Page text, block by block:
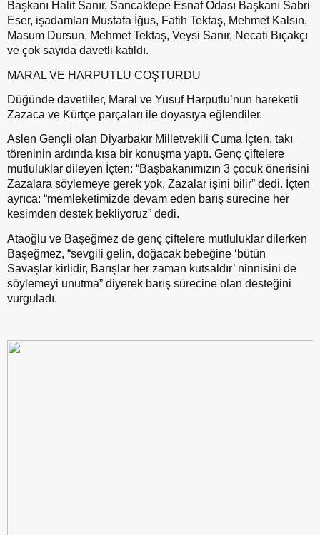
Başkanı Halit Sanır, Sancaktepe Esnaf Odası Başkanı Sabri
Eser, işadamları Mustafa İğus, Fatih Tektaş, Mehmet Kalsın,
Masum Dursun, Mehmet Tektaş, Veysi Sanır, Necati Bıçakçı
ve çok sayıda davetli katıldı.
MARAL VE HARPUTLU COŞTURDU
Düğünde davetliler, Maral ve Yusuf Harputlu’nun hareketli
Zazaca ve Kürtçe parçaları ile doyasıya eğlendiler.
Aslen Gençli olan Diyarbakır Milletvekili Cuma İçten, takı
töreninin ardında kısa bir konuşma yaptı. Genç çiftelere
mutluluklar dileyen İçten: “Başbakanımızın 3 çocuk önerisini
Zazalara söylemeye gerek yok, Zazalar işini bilir” dedi. İçten
ayrıca: “memleketimizde devam eden barış sürecine her
kesimden destek bekliyoruz” dedi.
Ataoğlu ve Başeğmez de genç çiftelere mutluluklar dilerken
Başeğmez, “sevgili gelin, doğacak bebeğine ‘bütün
Savaşlar kirlidir, Barışlar her zaman kutsaldır’ ninnisini de
söylemeyi unutma” diyerek barış sürecine olan desteğini
vurguladı.